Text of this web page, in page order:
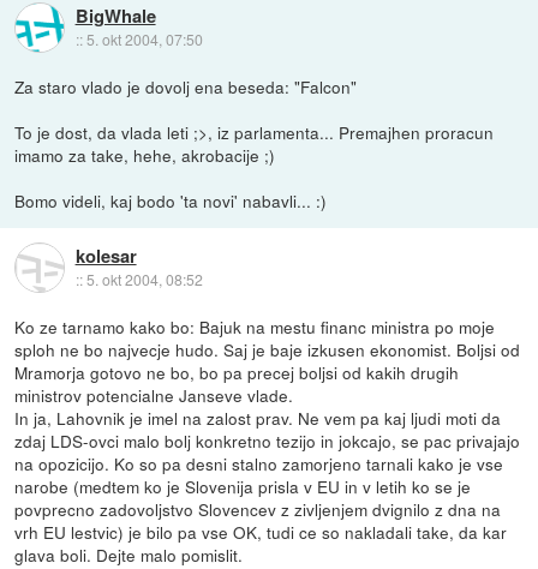
BigWhale
:: 5. okt 2004, 07:50
Za staro vlado je dovolj ena beseda: "Falcon"
To je dost, da vlada leti ;>, iz parlamenta... Premajhen proracun
imamo za take, hehe, akrobacije ;)
Bomo videli, kaj bodo 'ta novi' nabavli... :)
kolesar
::5. okt 2004, 08:52
Ko ze tarnamo kako bo: Bajuk na mestu financ ministra po moje
sploh ne bo najvecje hudo. Saj je baje izkusen ekonomist. Boljsi od
Mramorja gotovo ne bo, bo pa precej boljsi od kakih drugih
ministrov potencialne Janseve vlade.
In ja, Lahovnik je imel na zalost prav. Ne vem pa kaj ljudi moti da
zdaj LDS-ovci malo bolj konkretno tezijo in jokcajo, se pac privajajo
na opozicijo. Ko so pa desni stalno zamorjeno tarnali kako je vse
narobe (medtem ko je Slovenija prisla v EU in v letih ko se je
povprecno zadovoljstvo Slovencev z zivljenjem dvignilo z dna na
vrh EU lestvic) je bilo pa vse OK, tudi ce so nakladali take, da kar
glava boli. Dejte malo pomislit.